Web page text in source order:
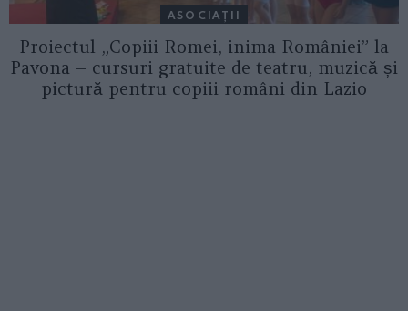
ASOCIAŢII
Proiectul „Copiii Romei, inima României” la
Pavona – cursuri gratuite de teatru, muzică și
pictură pentru copiii români din Lazio